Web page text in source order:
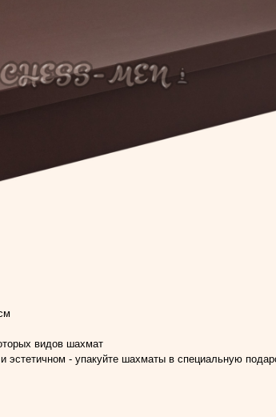
видов шахмат
эстетичном - упакуйте шахматы в специальную